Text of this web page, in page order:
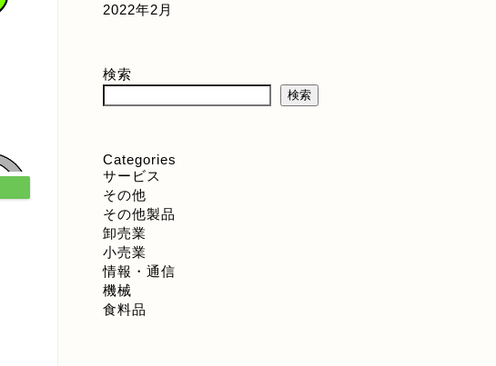
2022年2月
検索
検索
Categories
サービス
その他
その他製品
卸売業
小売業
情報・通信
機械
食料品